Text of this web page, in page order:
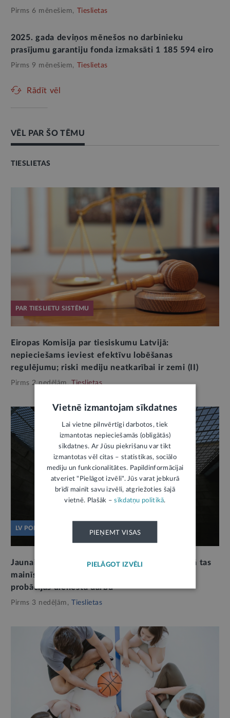
Pirms 6 mēnešiem, Tieslietas
2025. gada deviņos mēnešos no darbinieku
prasījumu garantiju fonda izmaksāti 1 185 594 eiro
Pirms 9 mēnešiem, Tieslietas
Rādīt vēl
VĒL PAR ŠO TĒMU
TIESLIETAS
PAR TIESLIETU SISTĒMU
Eiropas Komisija par tiesiskumu Latvijā:
nepieciešams ieviest efektīvu lobēšanas
regulējumu; riski mediju neatkarībai ir zemi (II)
Pirms 2 nedēļām, Tieslietas
LV PORTĀLS JAUTĀ
Jaunais Kriminālsodu izpildes likums. Vai un kā tas
mainīs Ieslodzījuma vietu pārvaldes un Valsts
probācijas dienesta darbu
Pirms 3 nedēļām, Tieslietas
Vietnē izmantojam sīkdatnes
Lai vietne pilnvērtīgi darbotos, tiek
izmantotas nepieciešamās (obligātās)
sīkdatnes. Ar Jūsu piekrišanu var tikt
izmantotas vēl citas – statistikas, sociālo
mediju un funkcionalitātes. Papildinformācijai
atveriet "Pielāgot izvēli". Jūs varat jebkurā
brīdī mainīt savu izvēli, atgriežoties šajā
vietnē. Plašāk –sīkdatņu politikā.
PIEŅEMT VISAS
PIELĀGOT IZVĒLI